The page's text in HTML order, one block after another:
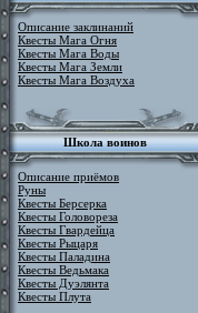
Описание заклинаний
Квесты Мага Огня
Квесты Мага Воды
Квесты Мага Земли
Квесты Мага Воздуха
Школа воинов
Описание приёмов
Руны
Квесты Берсерка
Квесты Головореза
Квесты Гвардейца
Квесты Рыцаря
Квесты Паладина
Квесты Ведьмака
Квесты Дуэлянта
Квесты Плута